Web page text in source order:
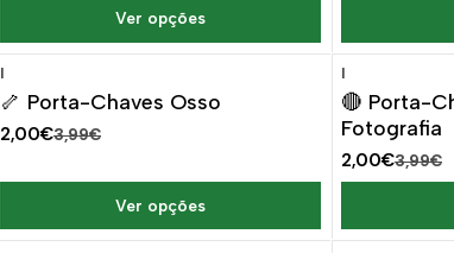
Ver opções
-50%DESCONTO
|
🦴 Porta-Chaves Osso
2,00€3,99€
Ver opções
-50%
|
🔴 Porta-
Fotografia
2,00€3,99€